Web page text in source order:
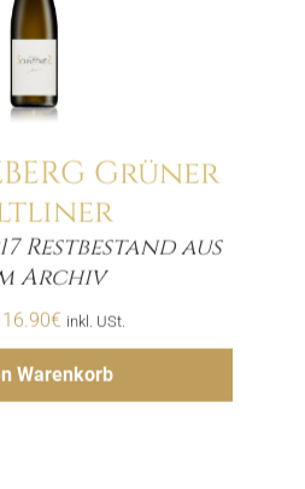
Grüner
Restbestand aus
Archiv
Ursprünglicher
Preis
war:
16.90€Aktueller
Preis
ist:
inkl. USt.
Warenkorb
Menge
Hinzufügen